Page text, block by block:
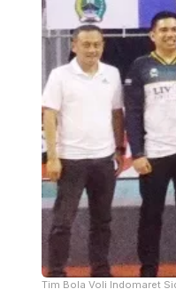
Tim Bola Voli Indomaret